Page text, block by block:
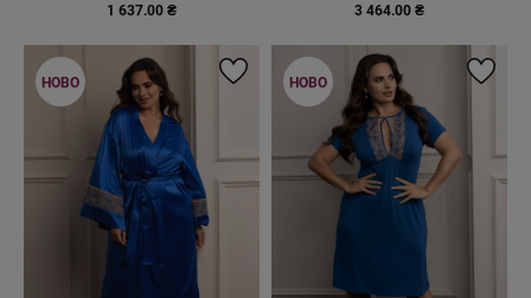
1 637.00 ₴
3 464.00 ₴
НОВО НОВО